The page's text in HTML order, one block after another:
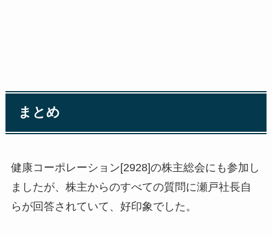
まとめ
健康コーポレーション[2928]の株主総会にも参加し
ましたが、株主からのすべての質問に瀬戸社長自
らが回答されていて、好印象でした。